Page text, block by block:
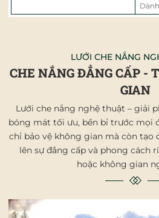
LƯỚI CHE NẮNG
CHE NẮNG ĐẲNG CẤP -
GIAN
Lưới che nắng nghệ thuật – giải
bóng mát tối ưu, bền bỉ trước mọi
chỉ bảo vệ không gian mà còn tạo
lên sự đẳng cấp và phong cách
hoặc không gian